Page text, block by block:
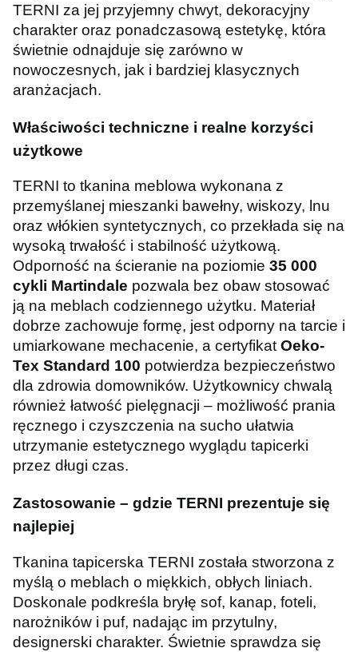
TERNI za jej przyjemny chwyt, dekoracyjny
charakter oraz ponadczasową estetykę, która
świetnie odnajduje się zarówno w
nowoczesnych, jak i bardziej klasycznych
aranżacjach.
Właściwości techniczne i realne korzyści
użytkowe
TERNI to tkanina meblowa wykonana z
przemyślanej mieszanki bawełny, wiskozy, lnu
oraz włókien syntetycznych, co przekłada się na
wysoką trwałość i stabilność użytkową.
Odporność na ścieranie na poziomie 35 000
cykli Martindale pozwala bez obaw stosować
ją na meblach codziennego użytku. Materiał
dobrze zachowuje formę, jest odporny na tarcie i
umiarkowane mechacenie, a certyfikatOeko-
Tex Standard 100 potwierdza bezpieczeństwo
dla zdrowia domowników. Użytkownicy chwalą
również łatwość pielęgnacji – możliwość prania
ręcznego i czyszczenia na sucho ułatwia
utrzymanie estetycznego wyglądu tapicerki
przez długi czas.
Zastosowanie – gdzie TERNI prezentuje się
najlepiej
Tkanina tapicerska TERNI została stworzona z
myślą o meblach o miękkich, obłych liniach.
Doskonale podkreśla bryłę sof, kanap, foteli,
narożników i puf, nadając im przytulny,
designerski charakter. Świetnie sprawdza się